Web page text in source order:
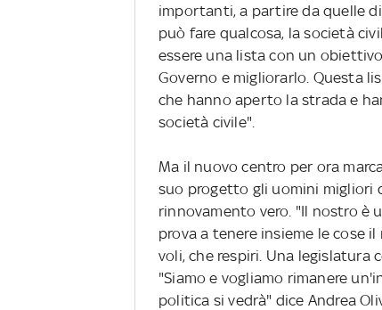
importanti, a partire da quelle
può fare qualcosa, la società
essere una lista con un
Governo e migliorarlo. Questa
che hanno aperto la strada e
società civile".
Ma il nuovo centro per ora
suo progetto gli uomini migliori
rinnovamento vero. "Il nostro è
prova a tenere insieme le cose
voli, che respiri. Una legislatura
"Siamo e vogliamo rimanere
politica si vedrà" dice Andrea